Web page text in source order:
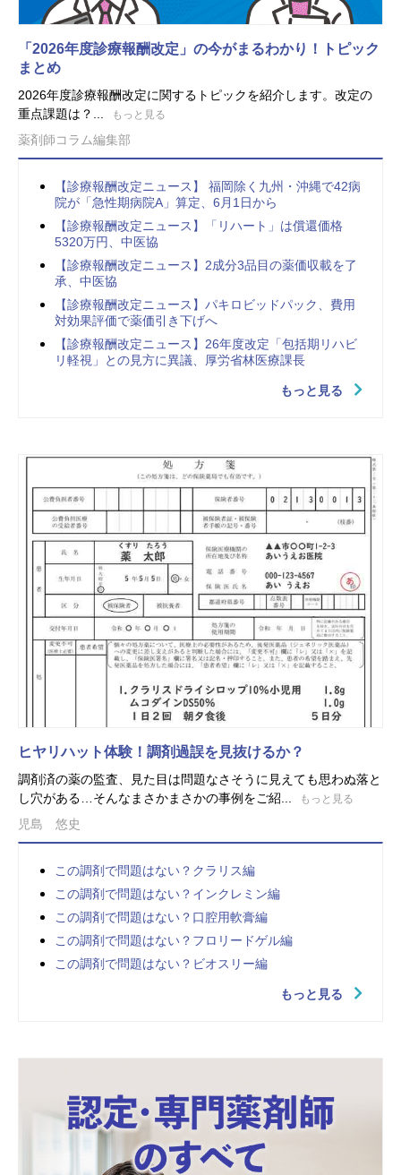
「2026年度診療報酬改定」の今がまるわかり！トピック
まとめ
2026年度診療報酬改定に関するトピックを紹介します。改定の
重点課題は？...
もっと見る
薬剤師コラム編集部
【診療報酬改定ニュース】 福岡除く九州・沖縄で42病
院が「急性期病院A」算定、6月1日から
【診療報酬改定ニュース】「リハート」は償還価格
5320万円、中医協
【診療報酬改定ニュース】2成分3品目の薬価収載を了
承、中医協
【診療報酬改定ニュース】パキロビッドパック、費用
対効果評価で薬価引き下げへ
【診療報酬改定ニュース】26年度改定「包括期リハビ
リ軽視」との見方に異議、厚労省林医療課長
もっと見る
ヒヤリハット体験！調剤過誤を見抜けるか？
調剤済の薬の監査、見た目は問題なさそうに見えても思わぬ落と
し穴がある…そんなまさかまさかの事例をご紹...
もっと見る
児島 悠史
この調剤で問題はない？クラリス編
この調剤で問題はない？インクレミン編
この調剤で問題はない？口腔用軟膏編
この調剤で問題はない？フロリードゲル編
この調剤で問題はない？ビオスリー編
もっと見る